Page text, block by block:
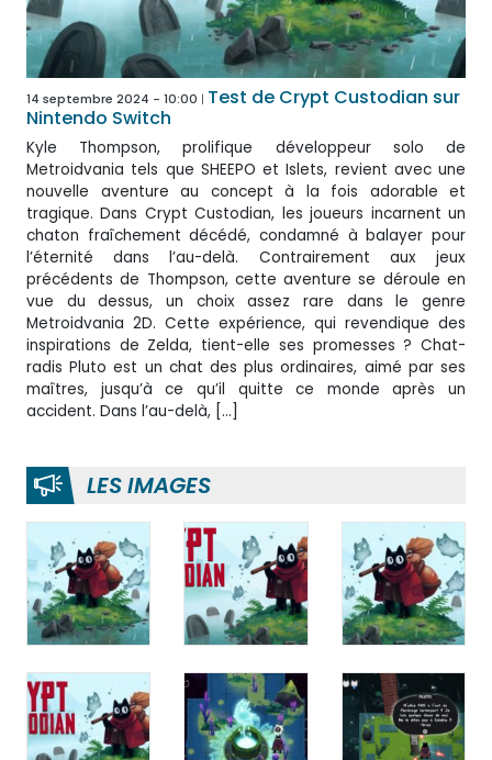
14 septembre 2024 - 10:00
Test de Crypt Custodian sur
Nintendo Switch
Kyle Thompson, prolifique développeur solo de
Metroidvania tels que SHEEPO et Islets, revient avec une
nouvelle aventure au concept à la fois adorable et
tragique. Dans Crypt Custodian, les joueurs incarnent un
chaton fraîchement décédé, condamné à balayer pour
l’éternité dans l’au-delà. Contrairement aux jeux
précédents de Thompson, cette aventure se déroule en
vue du dessus, un choix assez rare dans le genre
Metroidvania 2D. Cette expérience, qui revendique des
inspirations de Zelda, tient-elle ses promesses ? Chat-
radis Pluto est un chat des plus ordinaires, aimé par ses
maîtres, jusqu’à ce qu’il quitte ce monde après un
accident. Dans l’au-delà, […]
LES IMAGES